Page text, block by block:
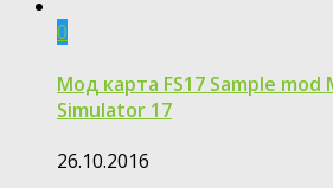
0
Мод карта FS17 Sample mod
Simulator 17
26.10.2016